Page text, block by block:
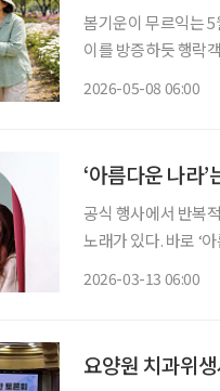
봄기운이 무르익는 5
이를 방증하듯 행락
2026-05-08 06:00
‘아름다운 나라
공식 행사에서 반복
노래가 있다. 바로 ‘아름다운 나라’다. 이 노래를 부
2026-03-13 06:00
요양원 치과위